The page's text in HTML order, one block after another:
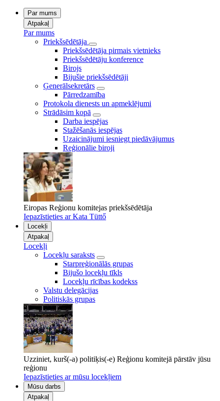
Par mums
Atpakaļ
Par mums
Priekšsēdētāja
Priekšsēdētāja pirmais vietnieks
Priekšsēdētāju konference
Birojs
Bijušie priekšsēdētāji
Ģenerālsekretārs
Pārredzamība
Protokola dienests un apmeklējumi
Strādāsim kopā
Darba iespējas
Stažēšanās iespējas
Uzaicinājumi iesniegt piedāvājumus
Reģionālie biroji
Eiropas Reģionu komitejas priekšsēdētāja
Iepazīstieties ar Kata Tüttő
Locekļi
Atpakaļ
Locekļi
Locekļu saraksts
Starpreģionālās grupas
Bijušo locekļu tīkls
Locekļu rīcības kodekss
Valstu delegācijas
Politiskās grupas
Uzziniet, kurš(-a) politiķis(-e) Reģionu komitejā pārstāv jūsu
reģionu
Iepazīstieties ar mūsu locekļiem
Mūsu darbs
Atpakaļ